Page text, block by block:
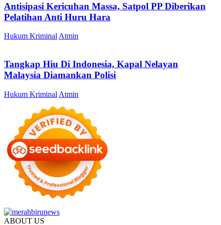
Antisipasi Kericuhan Massa, Satpol PP Diberikan
Pelatihan Anti Huru Hara
Hukum Kriminal Atmin
Tangkap Hiu Di Indonesia, Kapal Nelayan
Malaysia Diamankan Polisi
Hukum Kriminal Atmin
ABOUT US